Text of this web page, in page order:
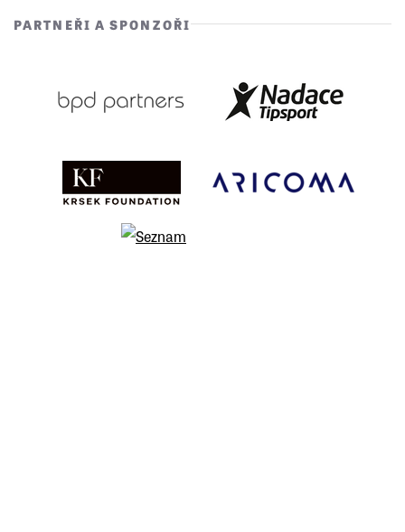
PARTNEŘI A SPONZOŘI